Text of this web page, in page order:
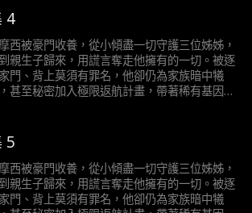
己失去了什麼……
4
西被豪門收養，從小傾盡一切守護三位姊姊，
親生子歸來，用謊言奪走他擁有的一切。被逐
門、背上莫須有罪名，他卻仍為家族暗中犧
甚至秘密加入極限返航計畫，帶著稀有基因獨
己失去了什麼……
5
西被豪門收養，從小傾盡一切守護三位姊姊，
親生子歸來，用謊言奪走他擁有的一切。被逐
門、背上莫須有罪名，他卻仍為家族暗中犧